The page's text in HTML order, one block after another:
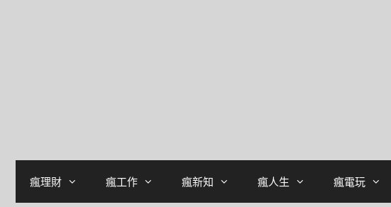
瘋理財 瘋工作 瘋新知 瘋人生 瘋電玩